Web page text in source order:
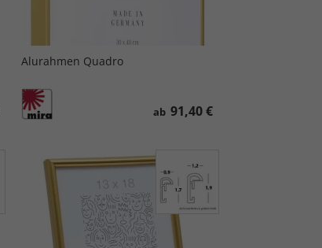
Alurahmen Quadro
ab 91,40 €